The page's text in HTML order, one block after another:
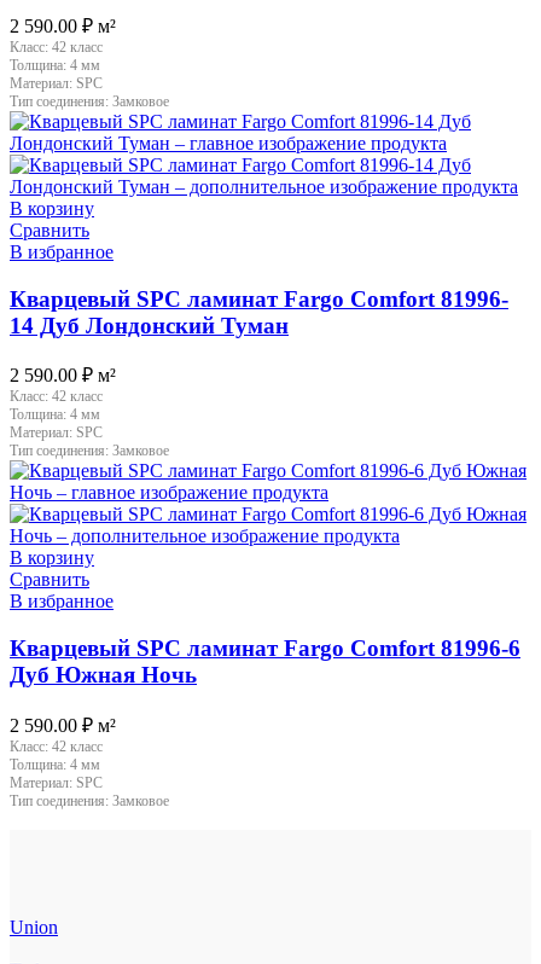
2 590.00 ₽ м²
Класс: 42 класс
Толщина: 4 мм
Материал: SPC
Тип соединения: Замковое
В корзину
Сравнить
В избранное
Кварцевый SPC ламинат Fargo Comfort 81996-
14 Дуб Лондонский Туман
2 590.00 ₽ м²
Класс: 42 класс
Толщина: 4 мм
Материал: SPC
Тип соединения: Замковое
В корзину
Сравнить
В избранное
Кварцевый SPC ламинат Fargo Comfort 81996-6
Дуб Южная Ночь
2 590.00 ₽ м²
Класс: 42 класс
Толщина: 4 мм
Материал: SPC
Тип соединения: Замковое
Union